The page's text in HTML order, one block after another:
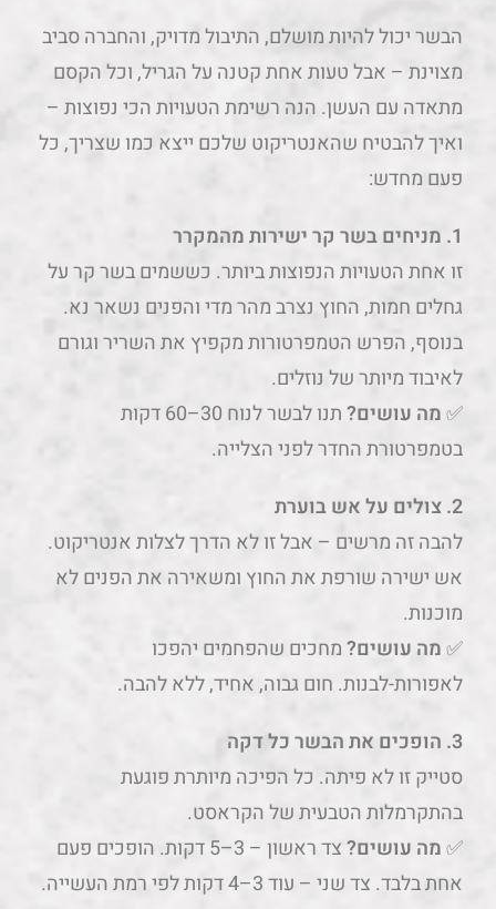
הבשר יכול להיות מושלם, התיבול מדויק, והחברה סביב
מצוינת – אבל טעות אחת קטנה על הגריל, וכל הקסם
מתאדה עם העשן. הנה רשימת הטעויות הכי נפוצות –
ואיך להבטיח שהאנטריקוט שלכם ייצא כמו שצריך, כל
פעם מחדש:
1. מניחים בשר קר ישירות מהמקרר
זו אחת הטעויות הנפוצות ביותר. כששמים בשר קר על
גחלים חמות, החוץ נצרב מהר מדי והפנים נשאר נא.
בנוסף, הפרש הטמפרטורות מקפיץ את השריר וגורם
לאיבוד מיותר של נוזלים.
✅מה עושים?
תנו לבשר לנוח 30–60 דקות
בטמפרטורת החדר לפני הצלייה.
2. צולים על אש בוערת
להבה זה מרשים – אבל זו לא הדרך לצלות אנטריקוט.
אש ישירה שורפת את החוץ ומשאירה את הפנים לא
מוכנות.
✅מה עושים?מחכים שהפחמים יהפכו
לאפורות-לבנות. חום גבוה, אחיד, ללא להבה.
3. הופכים את הבשר כל דקה
סטייק זו לא פיתה. כל הפיכה מיותרת פוגעת
בהתקרמלות הטבעית של הקראסט.
✅מה עושים?
צד ראשון – 3–5 דקות. הופכים פעם
אחת בלבד. צד שני – עוד 3–4 דקות לפי רמת העשייה.